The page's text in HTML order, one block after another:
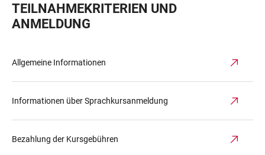
TEILNAHMEKRITERIEN UND
ANMELDUNG
Allgemeine Informationen
Informationen über Sprachkursanmeldung
Bezahlung der Kursgebühren